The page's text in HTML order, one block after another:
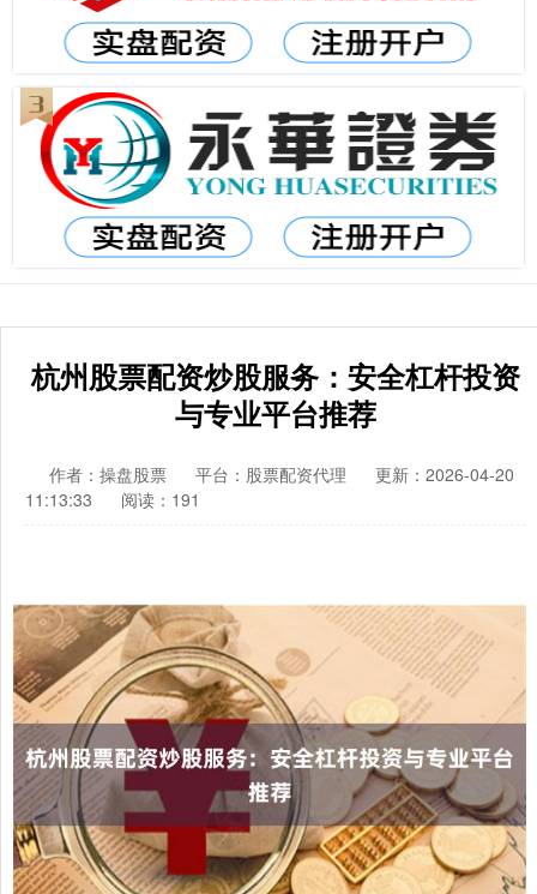
杭州股票配资炒股服务：安全杠杆投资
与专业平台推荐
作者：操盘股票 平台：股票配资代理
更新：2026-04-20
11:13:33
阅读：191